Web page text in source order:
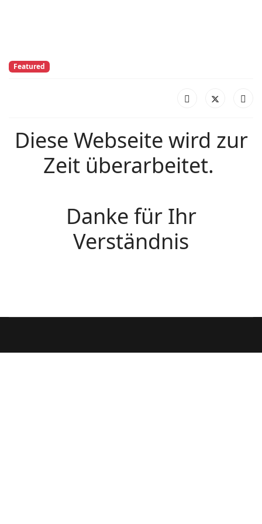
Featured
Diese Webseite wird zur
Zeit überarbeitet.
Danke für Ihr
Verständnis